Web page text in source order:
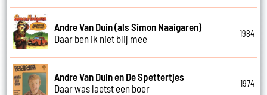
Andre Van Duin (als Simon Naaigaren)
Daar ben ik niet blij mee
1984
Andre Van Duin en De Spettertjes
Daar was laetst een boer
1974